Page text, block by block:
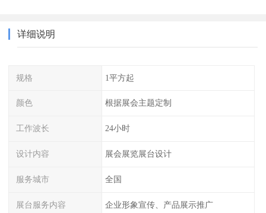
详细说明
规格 1平方起
颜色 根据展会主题定制
工作波长 24小时
设计内容 展会展览展台设计
服务城市 全国
展台服务内容 企业形象宣传、产品展示推广